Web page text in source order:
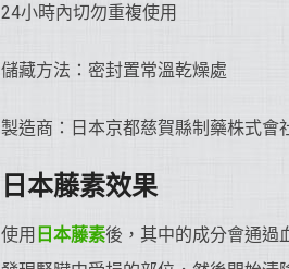
24小時內切勿重複使用
儲藏方法：密封置常溫乾燥處
製造商：日本京都慈賀縣制藥株式會
日本藤素效果
使用 日本藤素後，其中的成分會通過